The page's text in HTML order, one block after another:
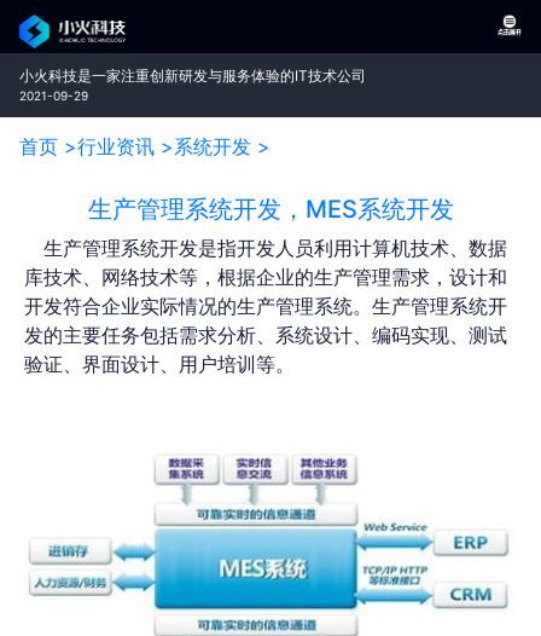
小火科技是一家注重创新研发与服务体验的IT技术公司
2021-09-29
首页 >行业资讯 >系统开发 >
生产管理系统开发，MES系统开发
生产管理系统开发是指开发人员利用计算机技术、数据
库技术、网络技术等，根据企业的生产管理需求，设计和
开发符合企业实际情况的生产管理系统。生产管理系统开
发的主要任务包括需求分析、系统设计、编码实现、测试
验证、界面设计、用户培训等。